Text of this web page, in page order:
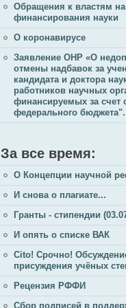
Обращения к властям
финансирования науки
О коронавирусе
Заявление ОНР «О
отмены надбавок за
кандидата и доктора
работников научных
финансируемых за счет
федерального бюджета".
За все время:
О Концепции научной
И снова о плагиате...
Гранты - стипендии
И опять о списке ВАК
Cito! Срочно!
присуждения учёных
Рецензия РФФИ
Сбор подписей в